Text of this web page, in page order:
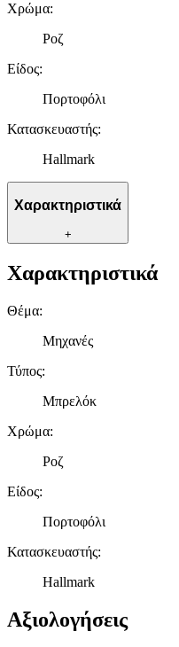
Χρώμα:
Ροζ
Είδος:
Πορτοφόλι
Κατασκευαστής:
Hallmark
Χαρακτηριστικά
+
Χαρακτηριστικά
Θέμα:
Μηχανές
Τύπος:
Μπρελόκ
Χρώμα:
Ροζ
Είδος:
Πορτοφόλι
Κατασκευαστής:
Hallmark
Αξιολογήσεις